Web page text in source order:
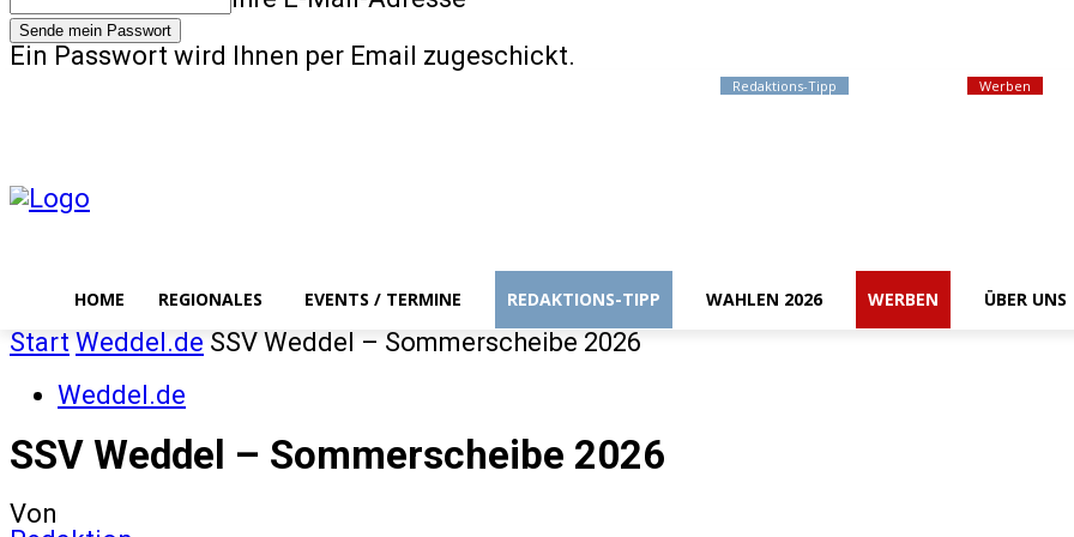
Ein Passwort wird Ihnen per Email zugeschickt.
Redaktions-Tipp Werben
HOME REGIONALES EVENTS / TERMINE REDAKTIONS-TIPP WAHLEN 2026 WERBEN ÜBER UNS
Start Weddel.de SSV Weddel – Sommerscheibe 2026
Weddel.de
SSV Weddel – Sommerscheibe 2026
Von